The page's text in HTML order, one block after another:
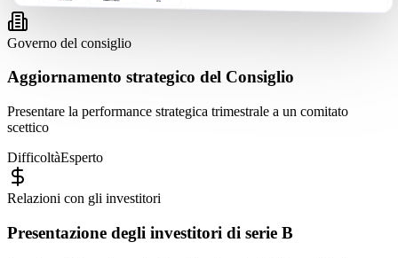
Governo del consiglio
Aggiornamento strategico del Consiglio
Presentare la performance strategica trimestrale a un comitato
scettico
DifficoltàEsperto
Relazioni con gli investitori
Presentazione degli investitori di serie B